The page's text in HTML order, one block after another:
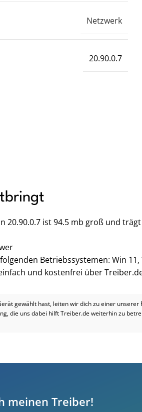
Netzwerk
20.90.0.7
20.90.0.7 ist 94.5 mb groß und
Betriebssystemen: Win 11,
und kostenfrei über
gewählt hast, leiten wir dich zu einer
die uns dabei hilft Treiber.de weiterhin zu
meinen Treiber!